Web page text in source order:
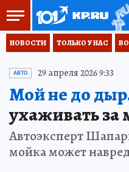
НОВОСТИ ТОЛЬКО У НАС
АВТО 29 апреля 2026 9:33
Мой не до
ухаживать
Автоэксперт
мойка может